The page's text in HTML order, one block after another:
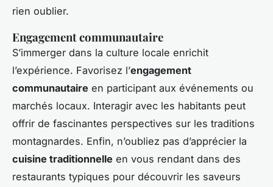
rien oublier.
Engagement communautaire
S’immerger dans la culture locale enrichit
l’expérience. Favorisez l’engagement
communautaire en participant aux événements ou
marchés locaux. Interagir avec les habitants peut
offrir de fascinantes perspectives sur les traditions
montagnardes. Enfin, n’oubliez pas d’apprécier la
cuisine traditionnelle en vous rendant dans des
restaurants typiques pour découvrir les saveurs